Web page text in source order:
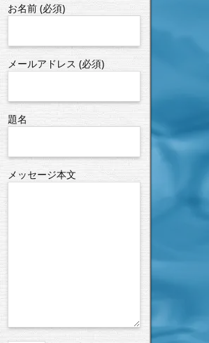
お名前 (必須)
メールアドレス (必須)
題名
メッセージ本文